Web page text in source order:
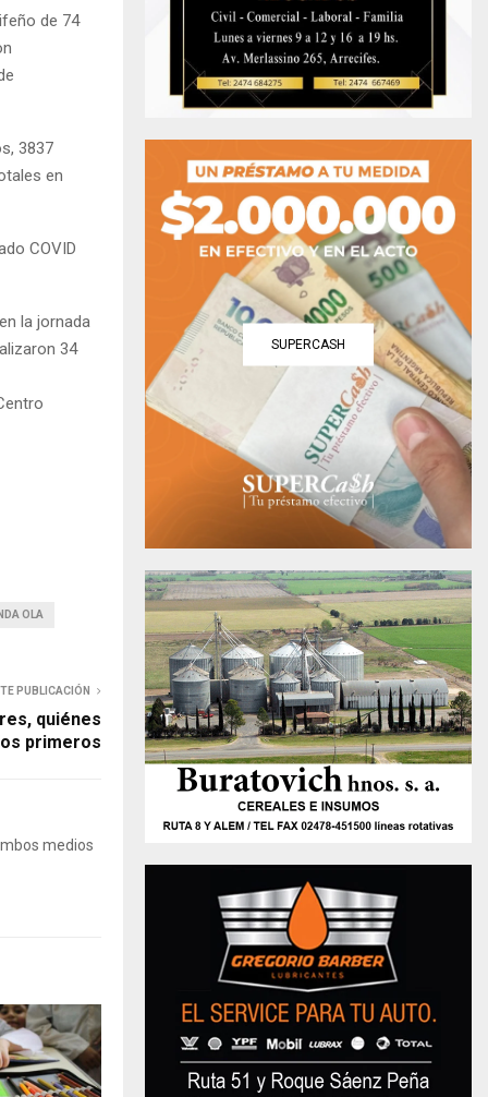
de 74
3837
en
COVID
la jornada
34
OLA
PUBLICACIÓN
quiénes
primeros
medios
SUPERCASH